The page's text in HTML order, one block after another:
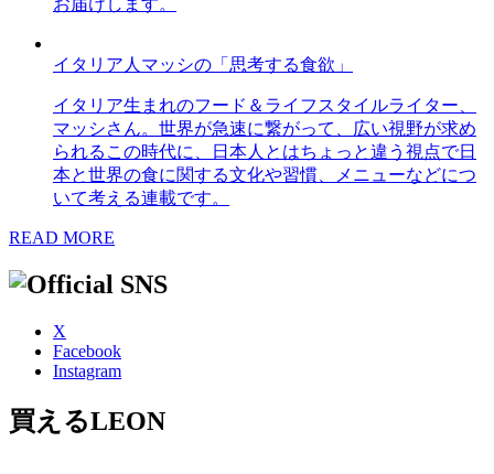
お届けします。
イタリア人マッシの「思考する食欲」
イタリア生まれのフード＆ライフスタイルライター、
マッシさん。世界が急速に繋がって、広い視野が求め
られるこの時代に、日本人とはちょっと違う視点で日
本と世界の食に関する文化や習慣、メニューなどにつ
いて考える連載です。
READ MORE
X
Facebook
Instagram
買えるLEON